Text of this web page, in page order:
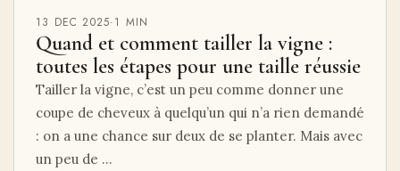
13 DEC 2025·1 MIN
Quand et comment tailler la vigne :
toutes les étapes pour une taille réussie
Tailler la vigne, c’est un peu comme donner une
coupe de cheveux à quelqu’un qui n’a rien demandé
: on a une chance sur deux de se planter. Mais avec
un peu de …